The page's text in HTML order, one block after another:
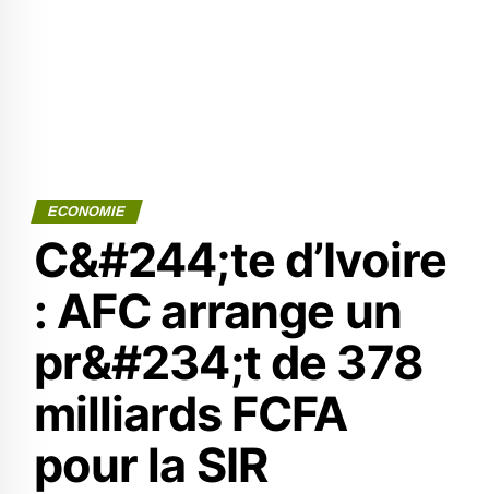
ECONOMIE
C&#244;te d’Ivoire
: AFC arrange un
pr&#234;t de 378
milliards FCFA
pour la SIR